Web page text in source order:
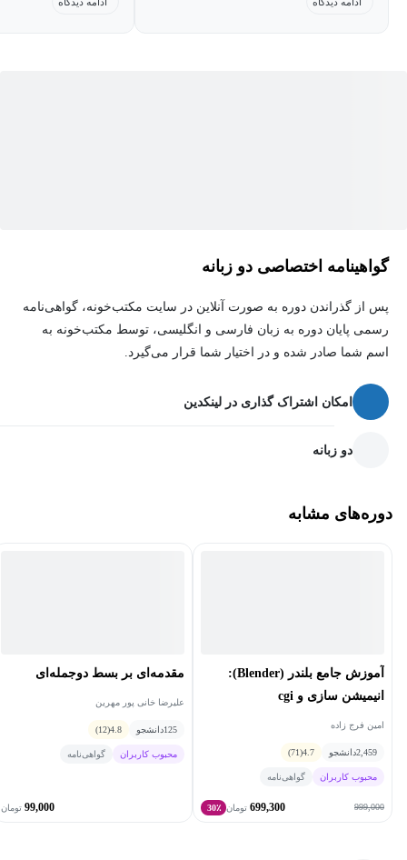
گواهینامه اختصاصی دو زبانه
پس از گذراندن دوره به صورت آنلاین در سایت مکتب‌خونه، گواهی‌نامه
رسمی پایان دوره به زبان فارسی و انگلیسی، توسط مکتب‌خونه به
اسم شما صادر شده و در اختیار شما قرار می‌گیرد.
امکان اشتراک گذاری در لینکدین
دو زبانه
دوره‌های مشابه
آموزش جامع بلندر (Blender):
انیمیشن سازی و cgi
امین فرج زاده
2,459دانشجو 4.7
(71)
محبوب کاربران گواهی‌نامه
999,000
699,300 تومان 30٪
مقدمه‌ای بر بسط دوجمله‌ای
علیرضا خانی پور مهرین
125دانشجو 4.8
(12)
محبوب کاربران گواهی‌نامه
99,000 تومان